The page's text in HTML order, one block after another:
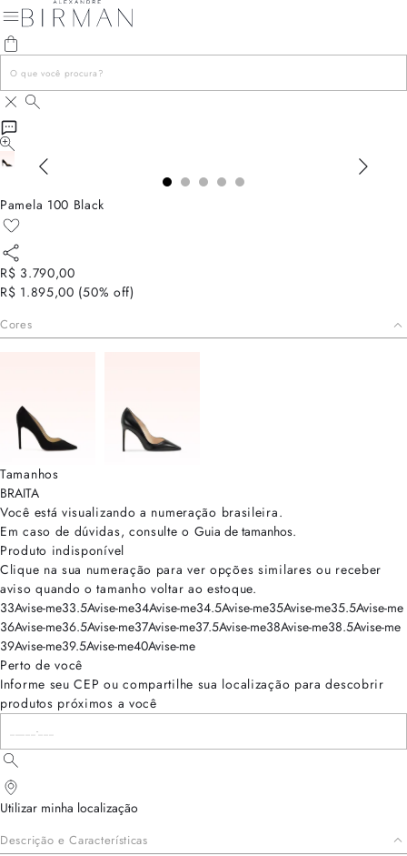
Pamela 100 Black
R$ 3.790,00
R$ 1.895,00 (50% off)
Cores
Tamanhos
BRAITA
Você está visualizando a numeração brasileira.
Em caso de dúvidas, consulte o Guia de tamanhos.
Produto indisponível
Clique na sua numeração para ver opções similares ou receber
aviso quando o tamanho voltar ao estoque.
33Avise-me33.5Avise-me34Avise-me34.5Avise-me35Avise-me35.5Avise-me
36Avise-me36.5Avise-me37Avise-me37.5Avise-me38Avise-me38.5Avise-me
39Avise-me39.5Avise-me40Avise-me
Perto de você
Informe seu CEP ou compartilhe sua localização para descobrir
produtos próximos a você
Utilizar minha localização
Descrição e Características